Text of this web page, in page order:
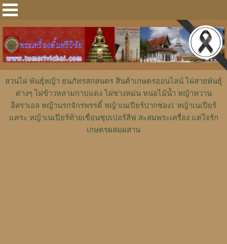
สวนไผ่ พันธุ์หญ้า ธนภัทรสกลนคร สินค้าเกษตรออนไลน์ ไผ่สายพันธุ์
ต่างๆ ไผ่ข้าวหลามกาบแดง ไผ่ซางหม่น หน่อไม้น้ำ หญ้าหวาน
อิสราเอล หญ้านรกจักรพรรดิ์ หญ้าเนเปียร์ปากช่อง1 หญ้าเนเปียร์
แคระ หญ้าเนเปียร์ท้ายเขื่อนซุปเปอร์ลีฟ สะสมพระเครื่อง แต่ใจรัก
เกษตรผสมผสาน